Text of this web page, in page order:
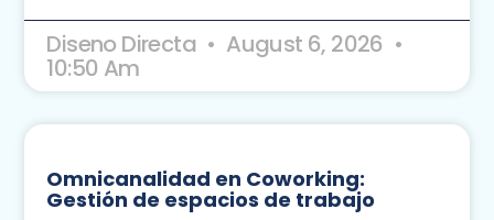
Diseno Directa August 6, 2026
10:50 Am
Omnicanalidad en Coworking:
Gestión de espacios de trabajo